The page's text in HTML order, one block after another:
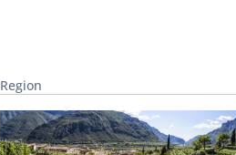
Region